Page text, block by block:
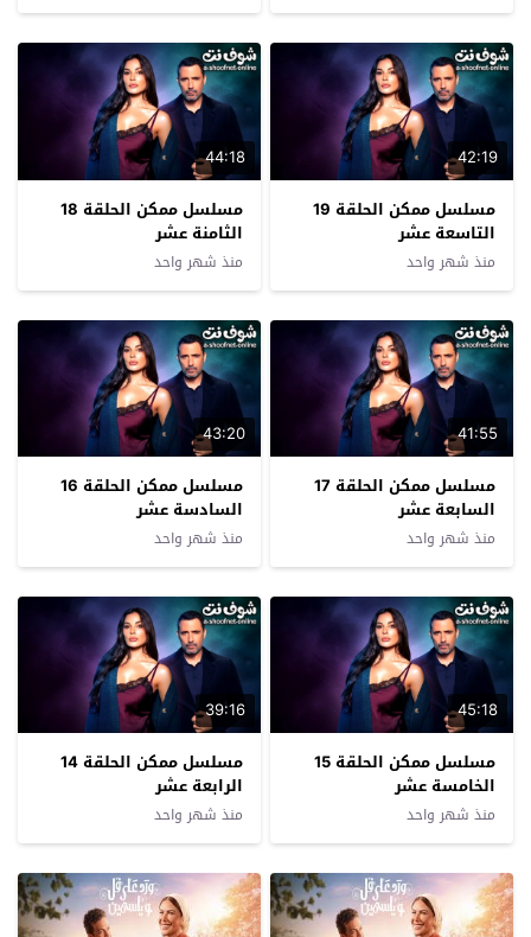
42:19
مسلسل ممكن الحلقة 19
التاسعة عشر
منذ شهر واحد
44:18
مسلسل ممكن الحلقة 18
الثامنة عشر
منذ شهر واحد
41:55
مسلسل ممكن الحلقة 17
السابعة عشر
منذ شهر واحد
43:20
مسلسل ممكن الحلقة 16
السادسة عشر
منذ شهر واحد
45:18
مسلسل ممكن الحلقة 15
الخامسة عشر
منذ شهر واحد
39:16
مسلسل ممكن الحلقة 14
الرابعة عشر
منذ شهر واحد